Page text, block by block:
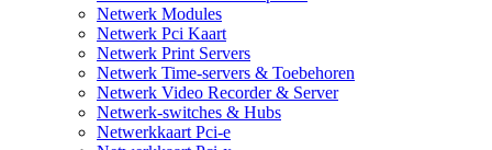
Netwerk Modules
Netwerk Pci Kaart
Netwerk Print Servers
Netwerk Time-servers & Toebehoren
Netwerk Video Recorder & Server
Netwerk-switches & Hubs
Netwerkkaart Pci-e